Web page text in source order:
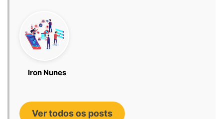
Iron Nunes
Ver todos os posts